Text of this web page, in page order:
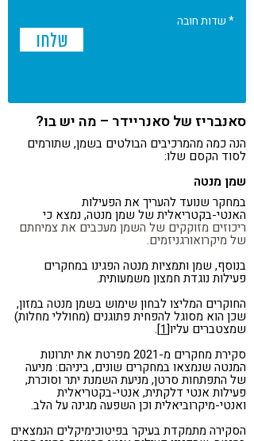
* שדות חובה
סאנבריז של סאנריידר – מה יש בו?
הנה כמה מהמרכיבים הבולטים בשמן, שתורמים
לסוד הקסם שלו:
שמן מנטה
במחקר שנועד להעריך את הפעילות
האנטי-בקטריאלית של שמן מנטה, נמצא כי
ריכוזים מזוקקים של השמן מעכבים את צמיחתם
של מיקרואורגניזמים.
בנוסף, שמן ותמציות מנטה הפגינו במחקרים
פעילות נוגדת חמצון משמעותית.
החוקרים המליצו לבחון שימוש בשמן מנטה במזון,
שכן הוא מסוגל להפחית פתוגנים (מחוללי מחלות)
שמצטברים עליו[1]
.
סקירת מחקרים מ-2021 מפרטת את יתרונות
המנטה שנמצאו במחקרים שונים, ביניהם: מניעה
של התפתחות סרטן, מניעת השמנת יתר וסוכרת,
פעילות אנטי דלקתית, אנטי-בקטריאלית
ואנטי-מיקרוביאלית וכן השפעה מגינה על הלב.
הסקירה מתמקדת בעיקר בפיטוכימיקלים הנמצאים